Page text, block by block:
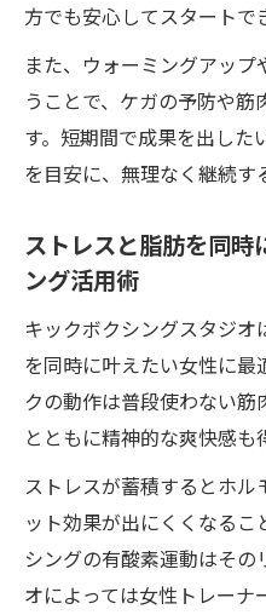
方でも安心してスタートで
また、ウォーミングアッ
うことで、ケガの予防や
す。短期間で成果を出した
を目安に、無理なく継続す
ストレスと脂肪を同時
ング活用術
キックボクシングスタジ
を同時に叶えたい女性に
クの動作は普段使わない
とともに精神的な爽快感も
ストレスが蓄積するとホ
ット効果が出にくくなる
シングの有酸素運動はそ
オによっては女性トレー